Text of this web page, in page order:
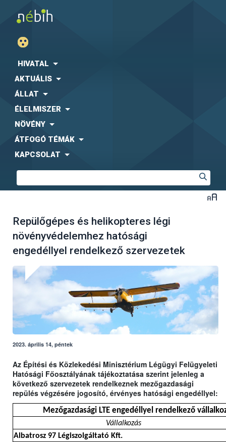
HIVATAL
AKTUÁLIS
ÁLLAT
ÉLELMISZER
NÖVÉNY
ÁTFOGÓ TÉMÁK
KAPCSOLAT
Repülőgépes és helikopteres légi
növényvédelemhez hatósági
engedéllyel rendelkező szervezetek
2023. április 14, péntek
Az Építési és Közlekedési Minisztérium Légügyi Felügyeleti
Hatósági Főosztályának tájékoztatása szerint jelenleg a
következő szervezetek rendelkeznek mezőgazdasági
repülés végzésére jogosító, érvényes hatósági engedéllyel:
Mezőgazdasági LTE engedéllyel rendelkező
Vállalkozás
Albatrosz 97 Légiszolgáltató Kft.